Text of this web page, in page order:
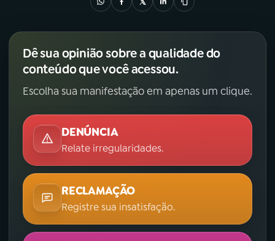
Dê sua opinião sobre a qualidade do
conteúdo que você acessou.
Escolha sua manifestação em apenas um clique.
DENÚNCIA
Relate irregularidades.
RECLAMAÇÃO
Registre sua insatisfação.